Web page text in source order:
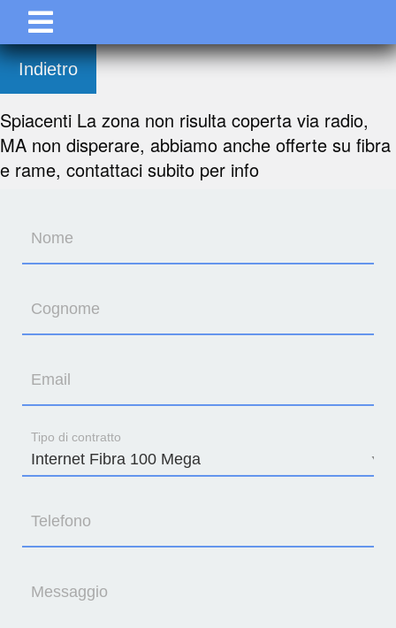
Indietro
Spiacenti La zona non risulta coperta via radio,
MA non disperare, abbiamo anche offerte su fibra
e rame, contattaci subito per info
Nome
Cognome
Email
Tipo di contratto
Telefono
Messaggio